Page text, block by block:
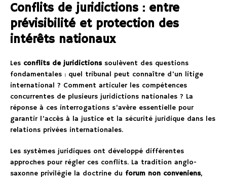
Conflits de juridictions : entre
prévisibilité et protection des
intérêts nationaux
Les conflits de juridictionssoulèvent des questions
fondamentales : quel tribunal peut connaître d’un litige
international ? Comment articuler les compétences
concurrentes de plusieurs juridictions nationales ? La
réponse à ces interrogations s’avère essentielle pour
garantir l’accès à la justice et la sécurité juridique dans les
relations privées internationales.
Les systèmes juridiques ont développé différentes
approches pour régler ces conflits. La tradition anglo-
saxonne privilégie la doctrine du forum non conveniens,